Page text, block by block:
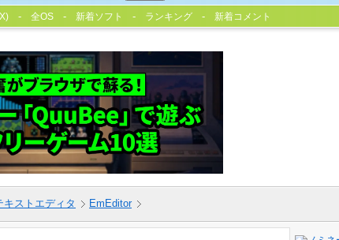
全OS 新着ソフト ランキング 新着コメント
キストエディタ EmEditor